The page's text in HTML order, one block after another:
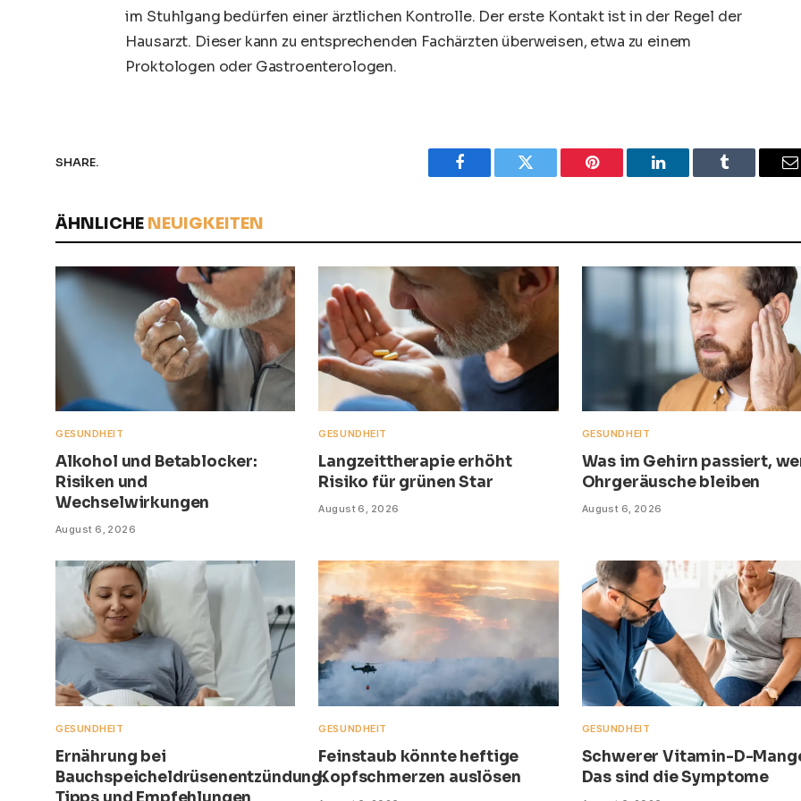
im Stuhlgang bedürfen einer ärztlichen Kontrolle. Der erste Kontakt ist in der Regel der
Hausarzt. Dieser kann zu entsprechenden Fachärzten überweisen, etwa zu einem
Proktologen oder Gastroenterologen.
SHARE.
Facebook Twitter Pinterest LinkedIn Tumblr
ÄHNLICHE NEUIGKEITEN
GESUNDHEIT
Alkohol und Betablocker:
Risiken und
Wechselwirkungen
August 6, 2026
GESUNDHEIT
Langzeittherapie erhöht
Risiko für grünen Star
August 6, 2026
GESUNDHEIT
Was im Gehirn passiert,
Ohrgeräusche bleiben
August 6, 2026
GESUNDHEIT
Ernährung bei
Bauchspeicheldrüsenentzündung:
GESUNDHEIT
Feinstaub könnte heftige
Kopfschmerzen auslösen
GESUNDHEIT
Schwerer Vitamin-D-
Das sind die Symptome